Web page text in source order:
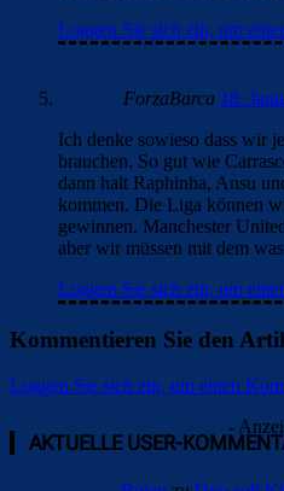
Loggen Sie sich ein, um
ForzaBarca 18.
Ich denke sowieso dass wir
brauchen. So gut wie
dann halt Raphinha, Ansu
kommen. Die Liga können
gewinnen. Manchester
aber wir müssen mit dem
Loggen Sie sich ein, um
Kommentieren Sie den
Loggen Sie sich ein, um einen
-
AKTUELLE USER-